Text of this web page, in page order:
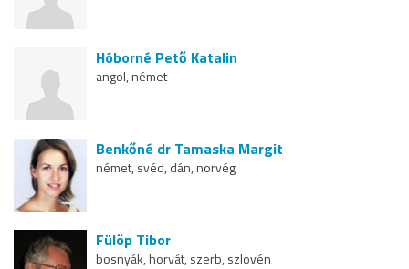
Hóborné Pető Katalin
angol, német
Benkőné dr Tamaska Margit
német, svéd, dán, norvég
Fülöp Tibor
bosnyák, horvát, szerb, szlovén